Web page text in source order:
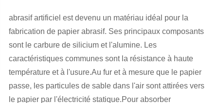
abrasif artificiel est devenu un matériau idéal pour la
fabrication de papier abrasif. Ses principaux composants
sont le carbure de silicium et l'alumine. Les
caractéristiques communes sont la résistance à haute
température et à l'usure.Au fur et à mesure que le papier
passe, les particules de sable dans l'air sont attirées vers
le papier par l'électricité statique.Pour absorber